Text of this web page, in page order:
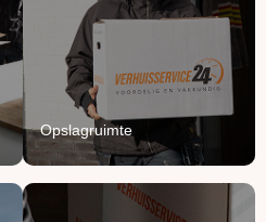
Opslagruimte
ons veilig, verwarmd en
beschermd.
Lees Meer